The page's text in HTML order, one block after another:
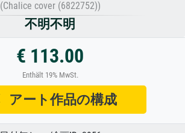
(Chalice cover (6822752))
不明不明
€ 113.00
Enthält 19% MwSt.
アート作品の構成